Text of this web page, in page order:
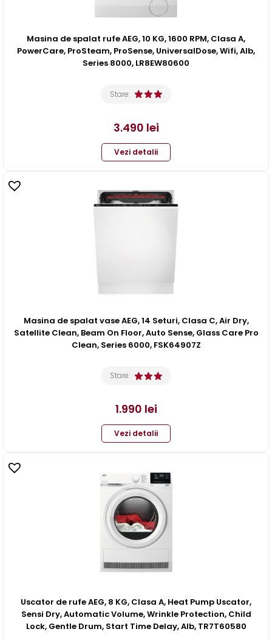
Masina de spalat rufe AEG, 10 KG, 1600 RPM, Clasa A,
PowerCare, ProSteam, ProSense, UniversalDose, Wifi, Alb,
Series 8000, LR8EW80600
Stare:
3.490 lei
Vezi detalii
Masina de spalat vase AEG, 14 Seturi, Clasa C, Air Dry,
Satellite Clean, Beam On Floor, Auto Sense, Glass Care Pro
Clean, Series 6000, FSK64907Z
Stare:
1.990 lei
Vezi detalii
Uscator de rufe AEG, 8 KG, Clasa A, Heat Pump Uscator,
Sensi Dry, Automatic Volume, Wrinkle Protection, Child
Lock, Gentle Drum, Start Time Delay, Alb, TR7T60580